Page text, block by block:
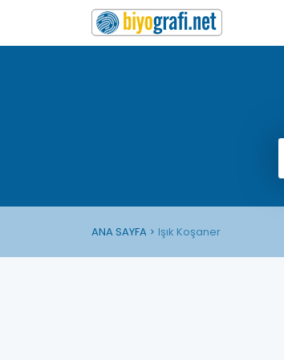
ANA SAYFA Işık Koşaner